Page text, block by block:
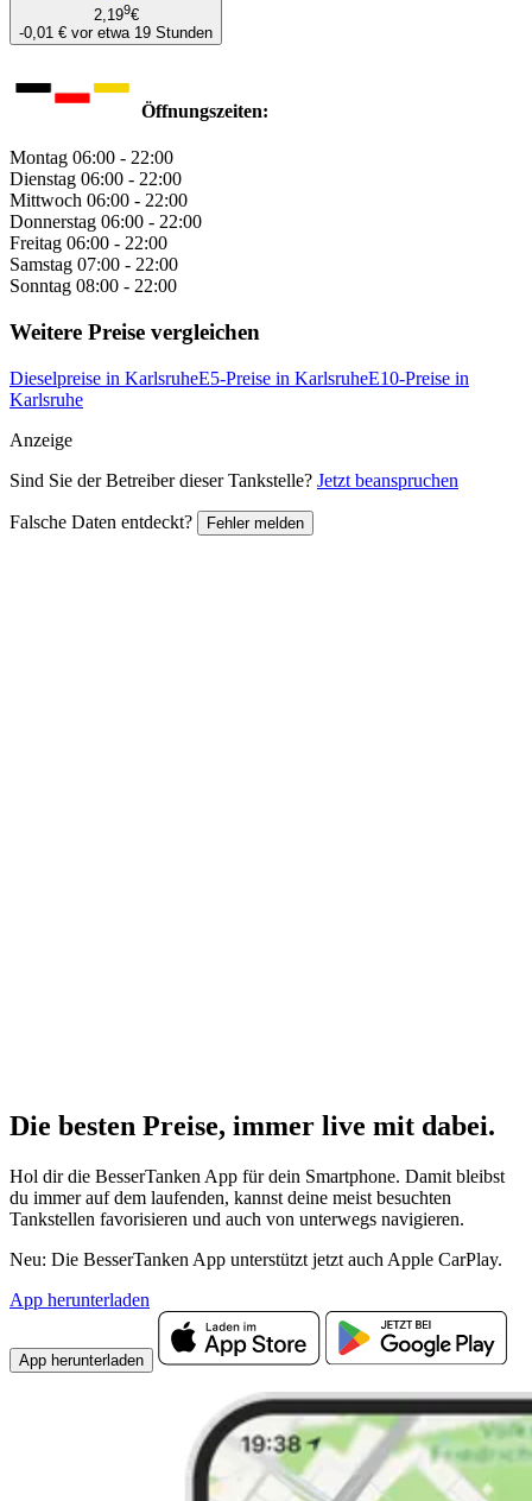
2,199€
-0,01 € vor etwa 19 Stunden
Öffnungszeiten:
Montag 06:00 - 22:00
Dienstag 06:00 - 22:00
Mittwoch 06:00 - 22:00
Donnerstag 06:00 - 22:00
Freitag 06:00 - 22:00
Samstag 07:00 - 22:00
Sonntag 08:00 - 22:00
Weitere Preise vergleichen
Dieselpreise in KarlsruheE5-Preise in KarlsruheE10-Preise in
Karlsruhe
Anzeige
Sind Sie der Betreiber dieser Tankstelle? Jetzt beanspruchen
Falsche Daten entdeckt? Fehler melden
Die besten Preise, immer live mit dabei.
Hol dir die BesserTanken App für dein Smartphone. Damit bleibst
du immer auf dem laufenden, kannst deine meist besuchten
Tankstellen favorisieren und auch von unterwegs navigieren.
Neu: Die BesserTanken App unterstützt jetzt auch Apple CarPlay.
App herunterladen
App herunterladen